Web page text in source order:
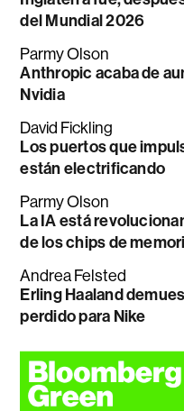
del Mundial 2026
Parmy Olson
Anthropic acaba de
Nvidia
David Fickling
Los puertos que
están electrificando
Parmy Olson
La IA está
de los chips de
Andrea Felsted
Erling Haaland
perdido para Nike